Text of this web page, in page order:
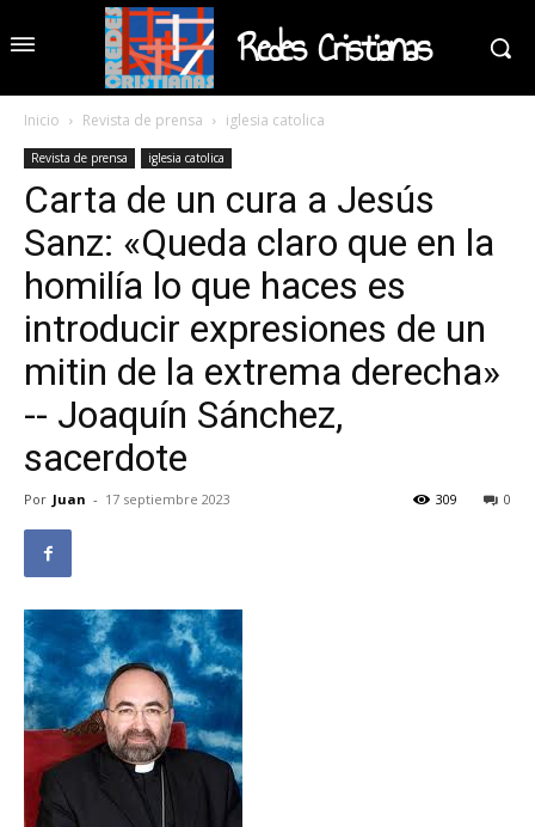
Redes Cristianas
Inicio Revista de prensa iglesia catolica
Revista de prensa iglesia catolica
Carta de un cura a Jesús
Sanz: «Queda claro que en la
homilía lo que haces es
introducir expresiones de un
mitin de la extrema derecha»
-- Joaquín Sánchez,
sacerdote
Por Juan - 17 septiembre 2023 0
309